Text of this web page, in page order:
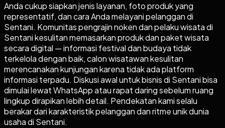
Anda cukup siapkan jenis layanan, foto produk yang
representatif, dan cara Anda melayani pelanggan di
Sentani. Komunitas pengrajin noken dan pelaku wisata di
Sentani kesulitan memasarkan produk dan paket wisata
secara digital — informasi festival dan budaya tidak
terkelola dengan baik, calon wisatawan kesulitan
merencanakan kunjungan karena tidak ada platform
informasi terpadu. Diskusi awal untuk bisnis di Sentani bisa
dimulai lewat WhatsApp atau rapat daring sebelum ruang
lingkup dirapikan lebih detail. Pendekatan kami selalu
berakar dari karakteristik pelanggan dan ritme unik dunia
usaha di Sentani.